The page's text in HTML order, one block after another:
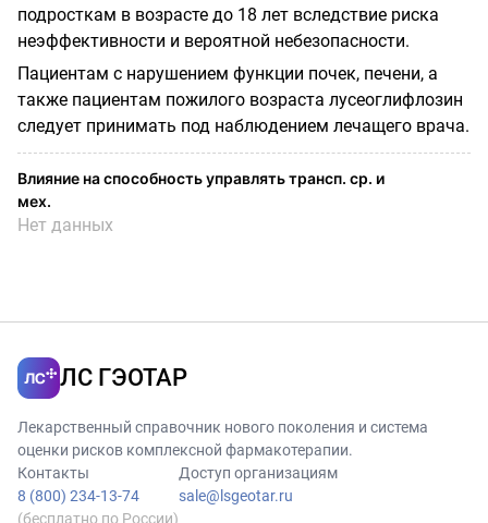
подросткам в возрасте до 18 лет вследствие риска
неэффективности и вероятной небезопасности.
Пациентам с нарушением функции почек, печени, а
также пациентам пожилого возраста лусеоглифлозин
следует принимать под наблюдением лечащего врача.
Влияние на способность управлять трансп. ср. и
мех.
Нет данных
ЛС ГЭОТАР
Лекарственный справочник нового поколения и система
оценки рисков комплексной фармакотерапии.
Контакты
8 (800) 234-13-74
(бесплатно по России)
Доступ организациям
sale@lsgeotar.ru